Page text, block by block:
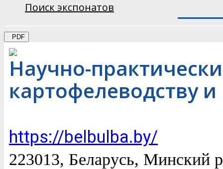
Поиск экспонатов
PDF
Научно-
картофелеводству
https://belbulba.by/
223013, Беларусь, Минский